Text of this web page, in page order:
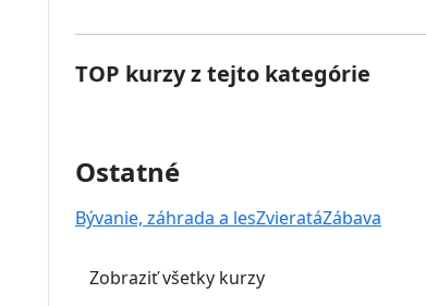
TOP kurzy z tejto kategórie
Ostatné
Bývanie, záhrada a lesZvieratáZábava
Zobraziť všetky kurzy